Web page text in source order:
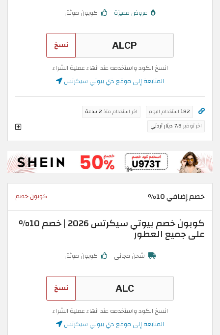
عروض مميزة كوبون موثق
نسخ
انسخ الكود واستخدمه عند انهاء عملية الشراء
المتابعة إلى موقع ذي بيوتي سيكرتس
182 استخدام اليوم اخر استخدام منذ 2 ساعة
اخر توفير 7.8 دينار أردني
خصم إضافي 10% كوبون خصم
كوبون خصم بيوتي سيكرتس 2026 | خصم 10%
على جميع العطور
شحن مجاني كوبون موثق
نسخ
انسخ الكود واستخدمه عند انهاء عملية الشراء
المتابعة إلى موقع ذي بيوتي سيكرتس